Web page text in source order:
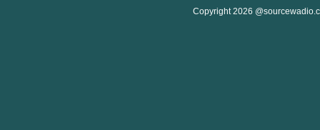
Copyright 2026